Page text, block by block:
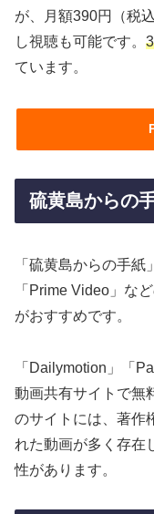
が、月額390円（税
し視聴も可能です。
ています。
硫黄島からの
「硫黄島からの手紙
「Prime Video」な
がおすすめです。
「Dailymotion」「
動画共有サイトで無
のサイトには、著作
れた動画が多く存在
性があります。